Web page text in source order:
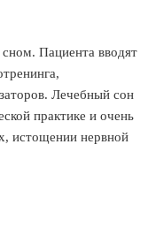
Пациента вводят
Лечебный сон
практике и очень
истощении нервной